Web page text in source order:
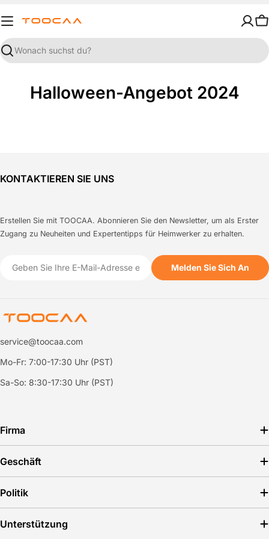
Inhalt
Suchen
Halloween-Angebot 2024
KONTAKTIEREN SIE UNS
Erstellen Sie mit TOOCAA. Abonnieren Sie den Newsletter, um als Erster
Zugang zu Neuheiten und Expertentipps für Heimwerker zu erhalten.
Mail
Melden Sie Sich An
service@toocaa.com
Mo-Fr: 7:00-17:30 Uhr (PST)
Sa-So: 8:30-17:30 Uhr (PST)
Firma
Geschäft
Politik
Unterstützung